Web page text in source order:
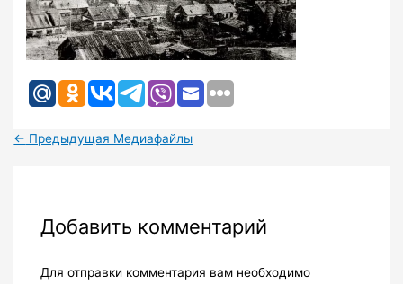
← Предыдущая Медиафайлы
Добавить комментарий
Для отправки комментария вам необходимо